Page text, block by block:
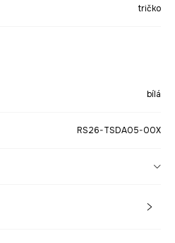
tričko
bílá
RS26-TSDA05-00X